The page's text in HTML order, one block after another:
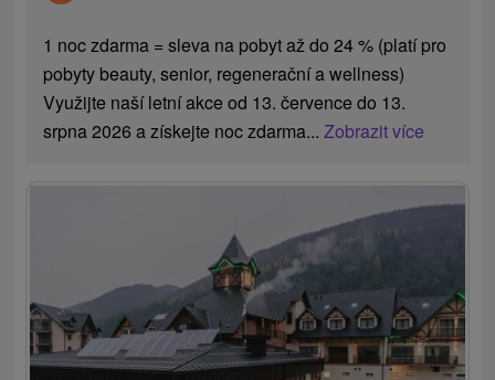
1 noc zdarma = sleva na pobyt až do 24 % (platí pro
pobyty beauty, senior, regenerační a wellness)
Využijte naší letní akce od 13. července do 13.
srpna 2026 a získejte noc zdarma...Zobrazit více